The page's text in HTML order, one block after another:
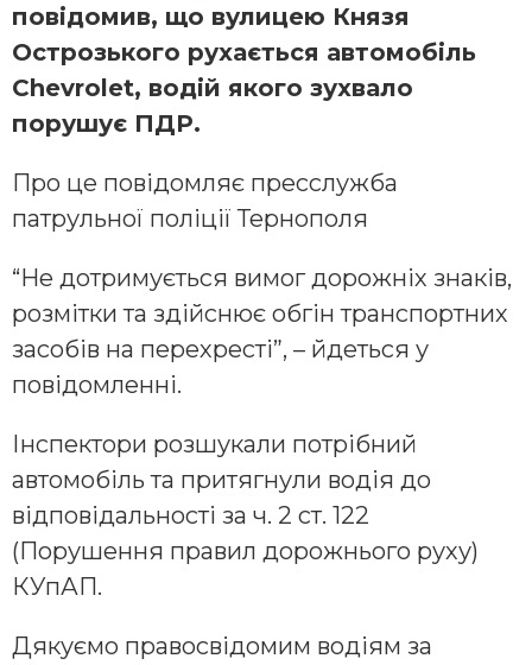
повідомив, що вулицею Князя
Острозького рухається автомобіль
Chevrolet, водій якого зухвало
порушує ПДР.
Про це повідомляє пресслужба
патрульної поліції Тернополя
“Не дотримується вимог дорожніх знаків,
розмітки та здійснює обгін транспортних
засобів на перехресті”, – йдеться у
повідомленні.
Інспектори розшукали потрібний
автомобіль та притягнули водія до
відповідальності за ч. 2 ст. 122
(Порушення правил дорожнього руху)
КУпАП.
Дякуємо правосвідомим водіям за